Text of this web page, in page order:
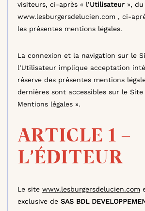
visiteurs, ci-après « l’Utilisateur »,
www.lesburgersdelucien.com , ci-
les présentes mentions légales.
La connexion et la navigation sur le
l’Utilisateur implique acceptation
réserve des présentes mentions
dernières sont accessibles sur le
Mentions légales ».
ARTICLE 1 –
L’ÉDITEUR
Le site www.lesburgersdelucien.com
exclusive de SAS BDL